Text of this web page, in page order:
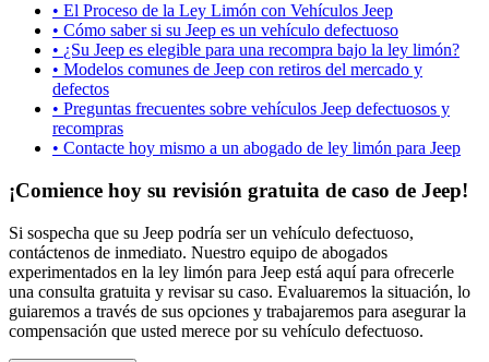
• El Proceso de la Ley Limón con Vehículos Jeep
• Cómo saber si su Jeep es un vehículo defectuoso
• ¿Su Jeep es elegible para una recompra bajo la ley limón?
• Modelos comunes de Jeep con retiros del mercado y
defectos
• Preguntas frecuentes sobre vehículos Jeep defectuosos y
recompras
• Contacte hoy mismo a un abogado de ley limón para Jeep
¡Comience hoy su revisión gratuita de caso de Jeep!
Si sospecha que su Jeep podría ser un vehículo defectuoso,
contáctenos de inmediato. Nuestro equipo de abogados
experimentados en la ley limón para Jeep está aquí para ofrecerle
una consulta gratuita y revisar su caso. Evaluaremos la situación, lo
guiaremos a través de sus opciones y trabajaremos para asegurar la
compensación que usted merece por su vehículo defectuoso.